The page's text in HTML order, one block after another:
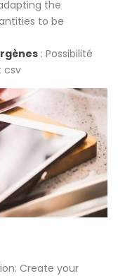
the
to be
: Possibilité
csv
Create your